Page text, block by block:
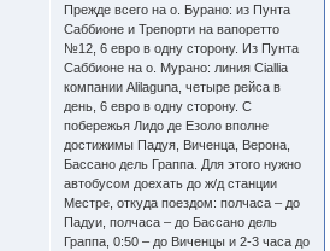
Прежде всего на о. Бурано: из Пунта
Саббионе и Трепорти на вапоретто
№12, 6 евро в одну сторону. Из Пунта
Саббионе на о. Мурано: линия Ciallia
компании Alilaguna, четыре рейса в
день, 6 евро в одну сторону. С
побережья Лидо де Езоло вполне
достижимы Падуя, Виченца, Верона,
Бассано дель Граппа. Для этого нужно
автобусом доехать до ж/д станции
Местре, откуда поездом: полчаса – до
Падуи, полчаса – до Бассано дель
Граппа, 0:50 – до Виченцы и 2-3 часа до